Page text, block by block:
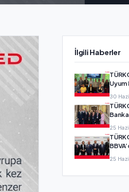
İlgili Haberler
30
25
BBVA’dan
25